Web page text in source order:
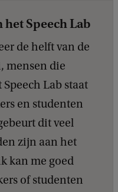
Speech Lab
de helft van de
mensen die
Lab staat
en studenten
dit veel
zijn aan het
kan me goed
of studenten